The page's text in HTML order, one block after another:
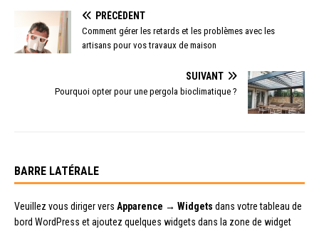
PRÉCÉDENT
Comment gérer les retards et les problèmes avec les
artisans pour vos travaux de maison
SUIVANT
Pourquoi opter pour une pergola bioclimatique ?
BARRE LATÉRALE
Veuillez vous diriger vers Apparence → Widgets dans votre tableau de
bord WordPress et ajoutez quelques widgets dans la zone de widget